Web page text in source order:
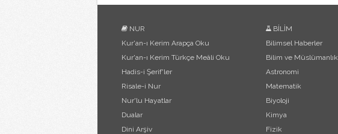
NUR
Kur'an-ı Kerim Arapça Oku
Kur'an-ı Kerim Türkçe Meâli Oku
Hadis-i Şerif'ler
Risale-i Nur
Nur'lu Hayatlar
Dualar
Dini Arşiv
BİLİM
Bilimsel Haberler
Bilim ve Müslümanlık
Astronomi
Matematik
Biyoloji
Kimya
Fizik